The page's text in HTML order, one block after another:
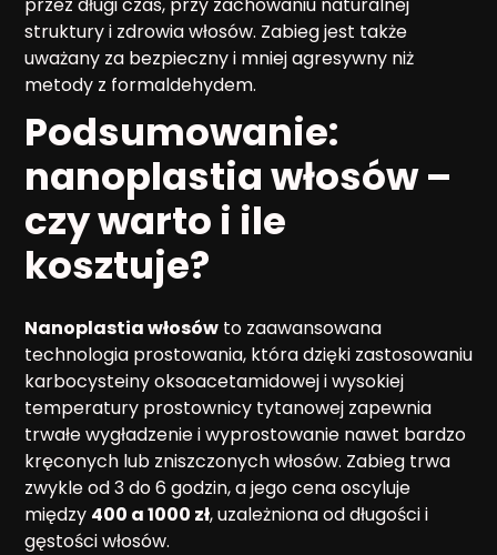
struktury i zdrowia włosów. Zabieg jest także
uważany za bezpieczny i mniej agresywny niż
metody z formaldehydem.
Podsumowanie:
nanoplastia włosów –
czy warto i ile
kosztuje?
Nanoplastia włosów to zaawansowana
technologia prostowania, która dzięki zastosowaniu
karbocysteiny oksoacetamidowej i wysokiej
temperatury prostownicy tytanowej zapewnia
trwałe wygładzenie i wyprostowanie nawet bardzo
kręconych lub zniszczonych włosów. Zabieg trwa
zwykle od 3 do 6 godzin, a jego cena oscyluje
między 400 a 1000 zł, uzależniona od długości i
gęstości włosów.